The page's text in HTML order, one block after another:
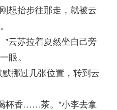
抬步往那走，就被云
苏拉着夏然坐自己旁
眼。
过几张位置，转到云
香……茶。”小李去拿